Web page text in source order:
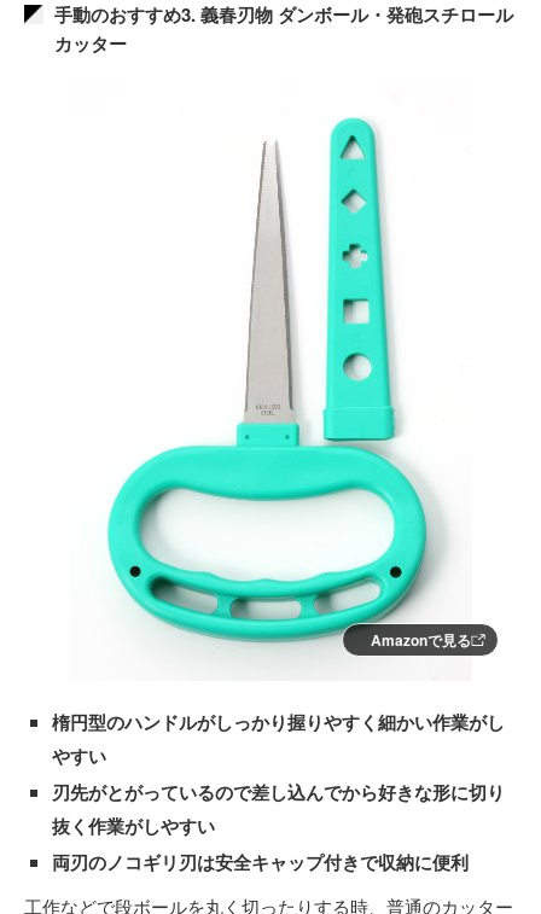
手動のおすすめ3. 義春刃物 ダンボール・発砲スチロール
カッター
Amazonで見る
楕円型のハンドルがしっかり握りやすく細かい作業がし
やすい
刃先がとがっているので差し込んでから好きな形に切り
抜く作業がしやすい
両刃のノコギリ刃は安全キャップ付きで収納に便利
工作などで段ボールを丸く切ったりする時、普通のカッター